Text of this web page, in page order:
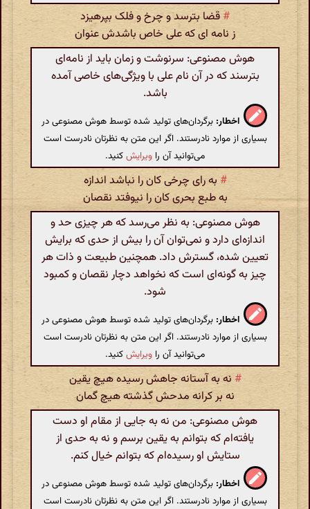
# قضا بترسد و چرخ و فلک بپرهیزد
ز نامه ای که علی خاص باشدش عنوان
هوش مصنوعی: سرنوشت و زمان باید از نامه‌ای
بترسند که در آن نام علی با ویژگی‌های خاصی آمده
باشد.
اخطار: برگردان‌های تولید شده توسط هوش مصنوعی در
بسیاری از موارد نادرستند. اگر این متن به نظرتان نادرست است
می‌توانید آن را ویرایشکنید.
# به رای چرخی کان را نباشد اندازه
به طبع بحری کان را نیوفتد نقصان
هوش مصنوعی: به نظر می‌رسد که هر چیزی حد و
اندازه‌ای دارد و نمی‌توان آن را بیش از حدی که برایش
تعیین شده، گسترش داد. همچنین طبیعت و ذات هر
چیز به گونه‌ای است که نخواهد دچار نقصان و کمبود
شود.
اخطار: برگردان‌های تولید شده توسط هوش مصنوعی در
بسیاری از موارد نادرستند. اگر این متن به نظرتان نادرست است
می‌توانید آن را ویرایشکنید.
# نه به آستانه جاهش رسیده هیچ یقین
نه بر کرانه مدحش گذشته هیچ گمان
هوش مصنوعی: من نه به جایی از مقام او دست
یافته‌ام که بتوانم به یقین برسم و نه به حدی از
ستایش او رسیده‌ام که بتوانم خیال کنم.
اخطار: برگردان‌های تولید شده توسط هوش مصنوعی در
بسیاری از موارد نادرستند. اگر این متن به نظرتان نادرست است